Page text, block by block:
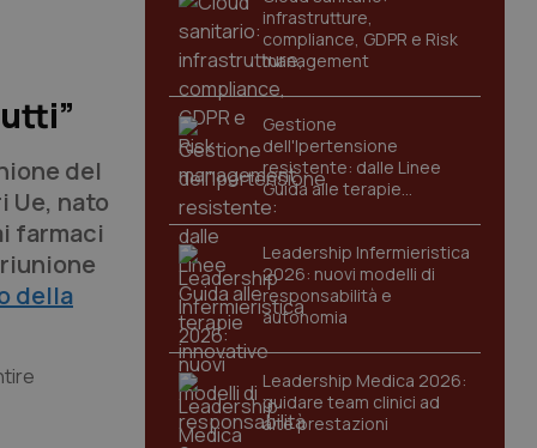
del
Ue, nato
farmaci
della
infrastrutture,
compliance, GDPR e Risk
management
Gestione
dell'Ipertensione
resistente: dalle Linee
Guida alle terapie
innovative
Leadership Infermieristica
2026: nuovi modelli di
responsabilità e
autonomia
Leadership Medica 2026:
guidare team clinici ad
alte prestazioni